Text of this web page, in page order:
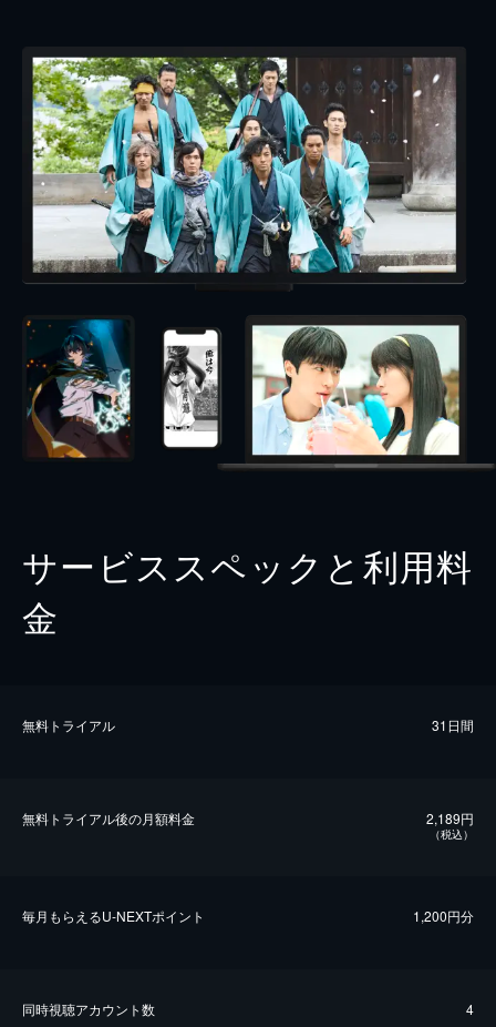
サービススペックと利用料
金
無料トライアル 31日間
無料トライアル後の⽉額料金 2,189円
（税込）
毎⽉もらえるU-NEXTポイント 1,200円分
同時視聴アカウント数 4